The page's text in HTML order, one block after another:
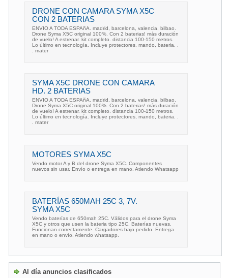
DRONE CON CAMARA SYMA X5C
CON 2 BATERIAS
ENVIO A TODA ESPAñA. madrid, barcelona, valencia, bilbao.
Drone Syma X5C original 100%. Con 2 baterias! más duración
de vuelo! A estrenar. kit completo. distancia 100-150 metros.
Lo último en tecnología. Incluye protectores, mando, bateria. .
. mater
SYMA X5C DRONE CON CAMARA
HD. 2 BATERIAS
ENVIO A TODA ESPAñA. madrid, barcelona, valencia, bilbao.
Drone Syma X5C original 100%. Con 2 baterias! más duración
de vuelo! A estrenar. kit completo. distancia 100-150 metros.
Lo último en tecnología. Incluye protectores, mando, bateria. .
. mater
MOTORES SYMA X5C
Vendo motor A y B del drone Syma X5C. Componentes
nuevos sin usar. Envío o entrega en mano. Atiendo Whatsapp
BATERÍAS 650MAH 25C 3, 7V.
SYMA X5C
Vendo baterías de 650mah 25C. Válidos para el drone Syma
X5C y otros que usen la bateria tipo 25C. Baterías nuevas.
Funcionan correctamente. Cargadores bajo pedido. Entrega
en mano o envío. Atiendo whatsapp.
Al día anuncios clasificados